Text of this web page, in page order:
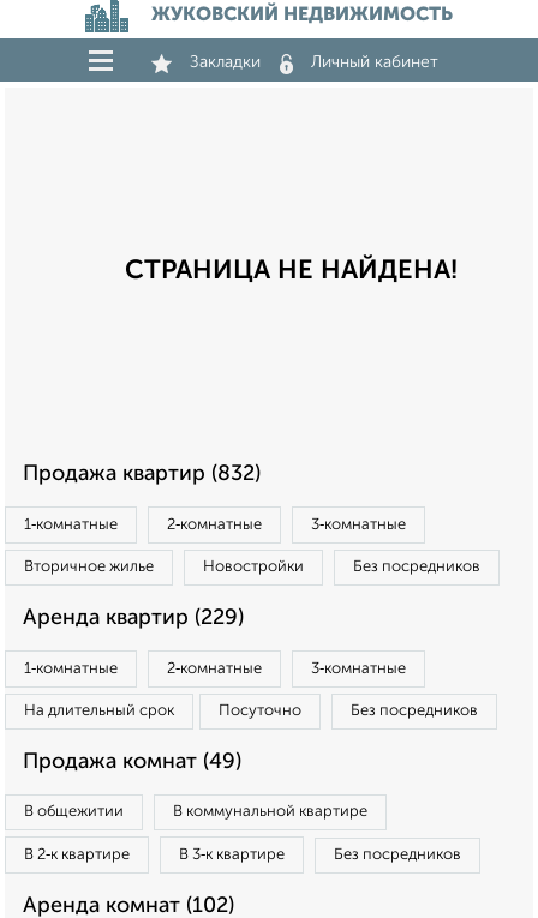
ЖУКОВСКИЙ НЕДВИЖИМОСТЬ
Закладки Личный кабинет
СТРАНИЦА НЕ НАЙДЕНА!
Продажа квартир (832)
1‑комнатные 2‑комнатные 3‑комнатные
Вторичное жилье Новостройки Без посредников
Аренда квартир (229)
1‑комнатные 2‑комнатные 3‑комнатные
На длительный срок Посуточно Без посредников
Продажа комнат (49)
В общежитии В коммунальной квартире
В 2‑к квартире В 3‑к квартире Без посредников
Аренда комнат (102)